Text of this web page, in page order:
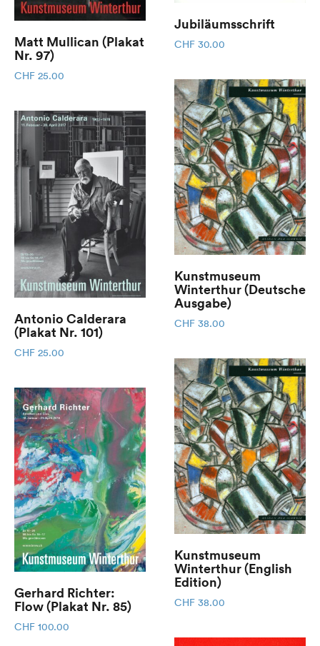
Matt Mullican (Plakat
Nr. 97)
CHF 25.00
Antonio Calderara
(Plakat Nr. 101)
CHF 25.00
Gerhard Richter:
Flow (Plakat Nr. 85)
CHF 100.00
Jubiläumsschrift
CHF 30.00
Kunstmuseum
Winterthur (Deutsche
Ausgabe)
CHF 38.00
Kunstmuseum
Winterthur (English
Edition)
CHF 38.00